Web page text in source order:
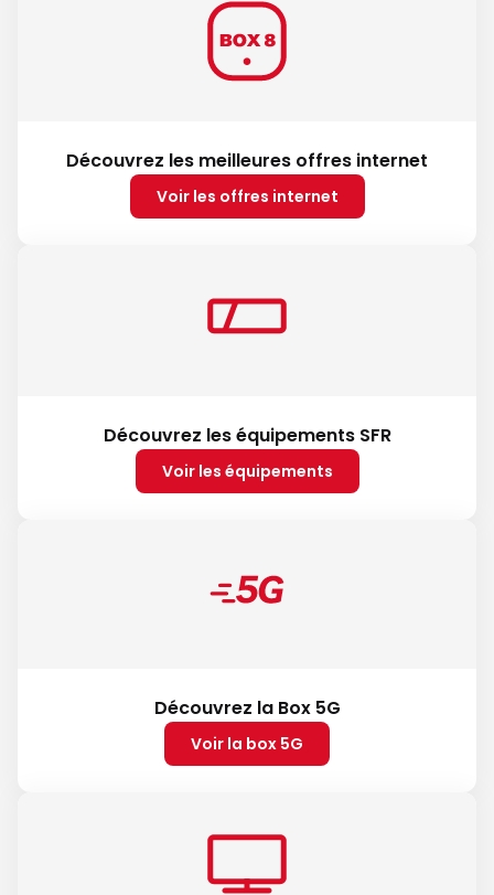
Découvrez les meilleures offres internet
Voir les offres internet
Découvrez les équipements SFR
Voir les équipements
Découvrez la Box 5G
Voir la box 5G